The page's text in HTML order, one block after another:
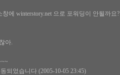
에 winterstory.net 으로 포워딩이 안될까요?
아.
되었습니다 (2005-10-05 23:45)